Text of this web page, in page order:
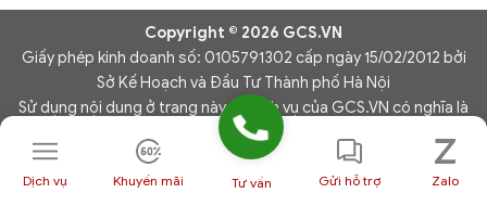
Copyright © 2026 GCS.VN
Giấy phép kinh doanh số: 0105791302 cấp ngày 15/02/2012 bởi
Sở Kế Hoạch và Đầu Tư Thành phố Hà Nội
Sử dụng nội dung ở trang này và dịch vụ của GCS.VN có nghĩa là
bạn đồng ý với Thỏa thuận sử dụng và Chính sách bảo mật của
chúng tôi.
Dịch vụ Khuyến mãi Tư vấn Gửi hỗ trợ Zalo